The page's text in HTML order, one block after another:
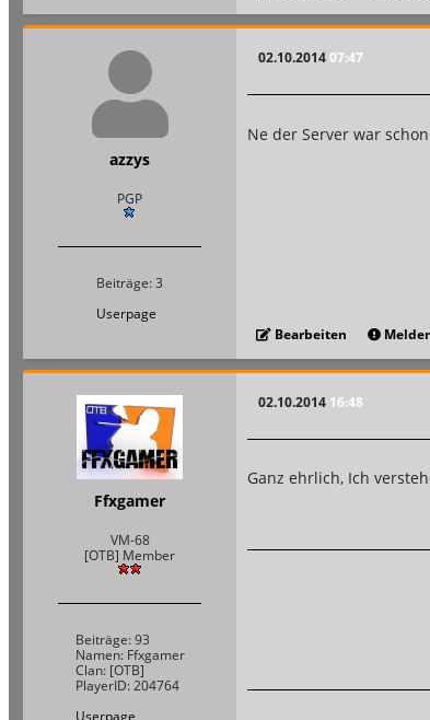
azzys
PGP
Beiträge: 3
Userpage
02.10.201407:47
Ne der Server war
Bearbeiten
Ffxgamer
VM-68
[OTB] Member
Beiträge: 93
Namen: Ffxgamer
Clan: [OTB]
PlayerID: 204764
Userpage
02.10.2014 16:48
Ganz ehrlich, Ich